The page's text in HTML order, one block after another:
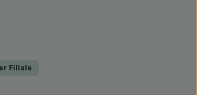
Filiale